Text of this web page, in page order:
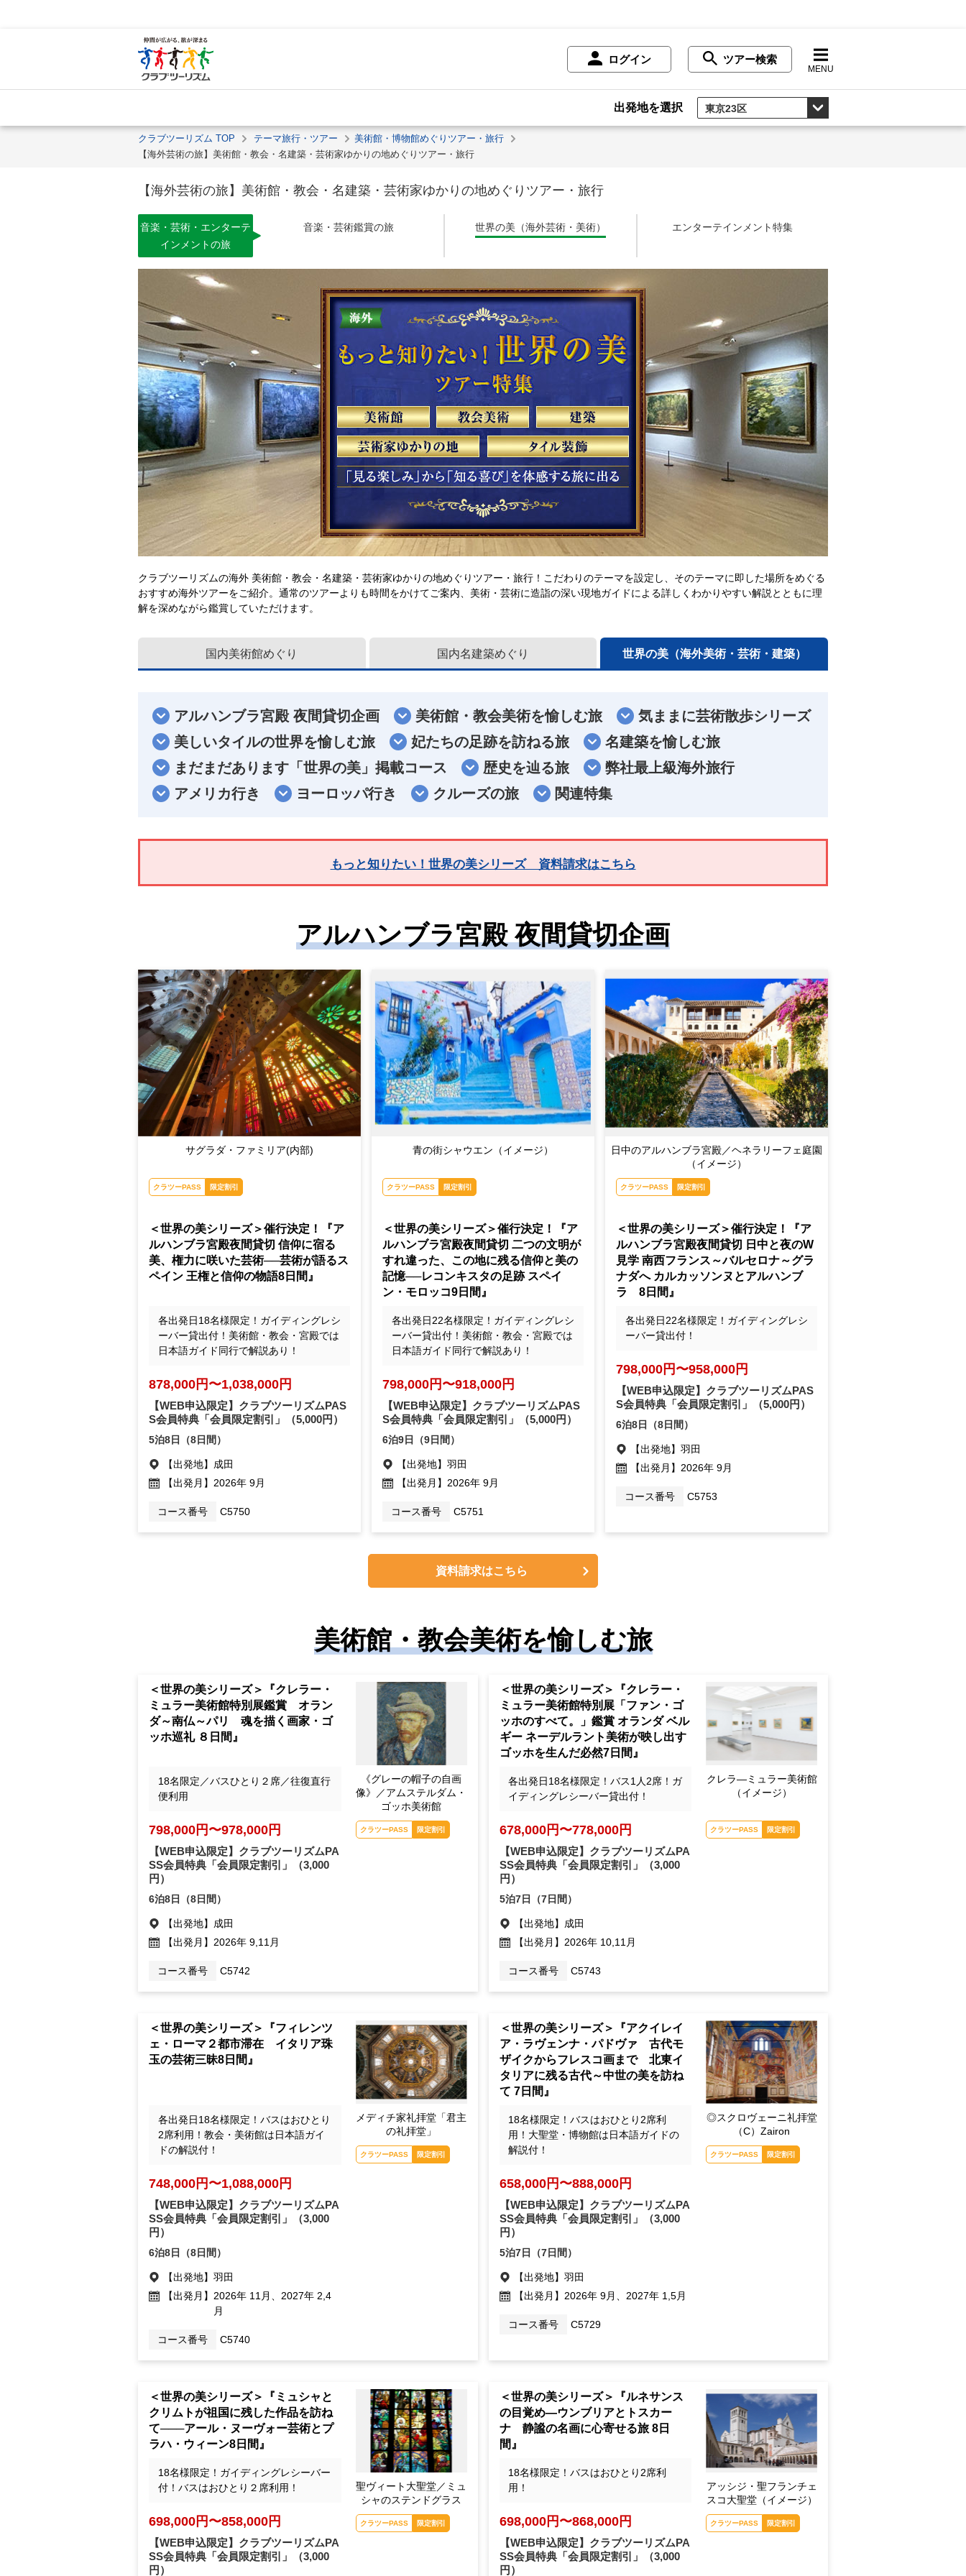
ログイン ツアー検索
MENU
出発地を選択
クラブツーリズム TOP テーマ旅行・ツアー
美術館・博物館めぐりツアー・旅行
【海外芸術の旅】美術館・教会・名建築・芸術家ゆかりの地めぐりツアー・旅行
【海外芸術の旅】美術館・教会・名建築・芸術家ゆかりの地めぐりツアー・旅行
音楽・芸術・エンターテ
インメントの旅
音楽・芸術鑑賞の旅 世界の美（海外芸術・美術） エンターテインメント特集
クラブツーリズムの海外 美術館・教会・名建築・芸術家ゆかりの地めぐりツアー・旅行！こだわりのテーマを設定し、そのテーマに即した場所をめぐる
おすすめ海外ツアーをご紹介。通常のツアーよりも時間をかけてご案内、美術・芸術に造詣の深い現地ガイドによる詳しくわかりやすい解説とともに理
解を深めながら鑑賞していただけます。
国内美術館めぐり 国内名建築めぐり 世界の美（海外美術・芸術・建築）
アルハンブラ宮殿 夜間貸切企画 美術館・教会美術を愉しむ旅
気ままに芸術散歩シリーズ
美しいタイルの世界を愉しむ旅
妃たちの足跡を訪ねる旅
名建築を愉しむ旅
まだまだあります「世界の美」掲載コース
歴史を辿る旅
弊社最上級海外旅行
アメリカ行き
ヨーロッパ行き クルーズの旅 関連特集
もっと知りたい！世界の美シリーズ 資料請求はこちら
アルハンブラ宮殿 夜間貸切企画
サグラダ・ファミリア(内部)
クラツーPASS 限定割引
＜世界の美シリーズ＞催行決定！『ア
ルハンブラ宮殿夜間貸切 信仰に宿る
美、権力に咲いた芸術──芸術が語るス
ペイン 王権と信仰の物語8日間』
各出発日18名様限定！ガイディングレシ
ーバー貸出付！美術館・教会・宮殿では
日本語ガイド同行で解説あり！
878,000円〜1,038,000円
【WEB申込限定】クラブツーリズムPAS
S会員特典「会員限定割引」
（5,000円）
5泊8日（8日間）
【出発地】 成田
【出発月】2026年 9月
コース番号 C5750
青の街シャウエン（イメージ）
クラツーPASS 限定割引
＜世界の美シリーズ＞催行決定！『ア
ルハンブラ宮殿夜間貸切 二つの文明が
すれ違った、この地に残る信仰と美の
記憶──レコンキスタの足跡 スペイ
ン・モロッコ9日間』
各出発日22名様限定！ガイディングレシ
ーバー貸出付！美術館・教会・宮殿では
日本語ガイド同行で解説あり！
798,000円〜918,000円
【WEB申込限定】クラブツーリズムPAS
S会員特典「会員限定割引」
（5,000円）
6泊9日（9日間）
【出発地】羽田
【出発月】2026年 9月
コース番号 C5751
日中のアルハンブラ宮殿／ヘネラリーフェ庭園
（イメージ）
クラツーPASS 限定割引
＜世界の美シリーズ＞催行決定！『ア
ルハンブラ宮殿夜間貸切 日中と夜のW
見学 南西フランス～バルセロナ～グラ
ナダへ カルカッソンヌとアルハンブ
ラ 8日間』
各出発日22名様限定！ガイディングレシ
ーバー貸出付！
798,000円〜958,000円
【WEB申込限定】クラブツーリズムPAS
S会員特典「会員限定割引」
（5,000円）
6泊8日（8日間）
【出発地】羽田
【出発月】2026年 9月
コース番号 C5753
資料請求はこちら
美術館・教会美術を愉しむ旅
《グレーの帽子の自画
像》／アムステルダム・
ゴッホ美術館
クラツーPASS 限定割引
＜世界の美シリーズ＞『クレラー・
ミュラー美術館特別展鑑賞 オラン
ダ～南仏～パリ 魂を描く画家・ゴ
ッホ巡礼 ８日間』
18名限定／バスひとり２席／往復直行
便利用
798,000円〜978,000円
【WEB申込限定】クラブツーリズムPA
SS会員特典「会員限定割引」
（3,000
円）
6泊8日（8日間）
【出発地】 成田
【出発月】 2026年 9,11月
コース番号 C5742
クレラ―ミュラー美術館
（イメージ）
クラツーPASS 限定割引
＜世界の美シリーズ＞『クレラー・
ミュラー美術館特別展「ファン・ゴ
ッホのすべて。」鑑賞 オランダ ベル
ギー ネーデルラント美術が映し出す
ゴッホを生んだ必然7日間』
各出発日18名様限定！バス1人2席！ガ
イディングレシーバー貸出付！
678,000円〜778,000円
【WEB申込限定】クラブツーリズムPA
SS会員特典「会員限定割引」
（3,000
円）
5泊7日（7日間）
【出発地】 成田
【出発月】 2026年 10,11月
コース番号 C5743
メディチ家礼拝堂「君主
の礼拝堂」
クラツーPASS 限定割引
＜世界の美シリーズ＞『フィレンツ
ェ・ローマ２都市滞在 イタリア珠
玉の芸術三昧8日間』
各出発日18名様限定！バスはおひとり
2席利用！教会・美術館は日本語ガイ
ドの解説付！
748,000円〜1,088,000円
【WEB申込限定】クラブツーリズムPA
SS会員特典「会員限定割引」
（3,000
円）
6泊8日（8日間）
【出発地】羽田
【出発月】 2026年 11月、2027年 2,4
月
コース番号 C5740
◎スクロヴェーニ礼拝堂
（C）Zairon
クラツーPASS 限定割引
＜世界の美シリーズ＞『アクイレイ
ア・ラヴェンナ・パドヴァ 古代モ
ザイクからフレスコ画まで 北東イ
タリアに残る古代～中世の美を訪ね
て 7日間』
18名様限定！バスはおひとり2席利
用！大聖堂・博物館は日本語ガイドの
解説付！
658,000円〜888,000円
【WEB申込限定】クラブツーリズムPA
SS会員特典「会員限定割引」
（3,000
円）
5泊7日（7日間）
【出発地】 羽田
【出発月】 2026年 9月、2027年 1,5月
コース番号 C5729
聖ヴィート大聖堂／ミュ
シャのステンドグラス
クラツーPASS 限定割引
＜世界の美シリーズ＞『ミュシャと
クリムトが祖国に残した作品を訪ね
て───アール・ヌーヴォー芸術とプ
ラハ・ウィーン8日間』
18名様限定！ガイディングレシーバー
付！バスはおひとり２席利用！
698,000円〜858,000円
【WEB申込限定】クラブツーリズムPA
SS会員特典「会員限定割引」
（3,000
円）
アッシジ・聖フランチェ
スコ大聖堂（イメージ）
クラツーPASS 限定割引
＜世界の美シリーズ＞『ルネサンス
の目覚め―ウンブリアとトスカー
ナ 静謐の名画に心寄せる旅 8日
間』
18名様限定！バスはおひとり2席利
用！
698,000円〜868,000円
【WEB申込限定】クラブツーリズムPA
SS会員特典「会員限定割引」
（3,000
円）